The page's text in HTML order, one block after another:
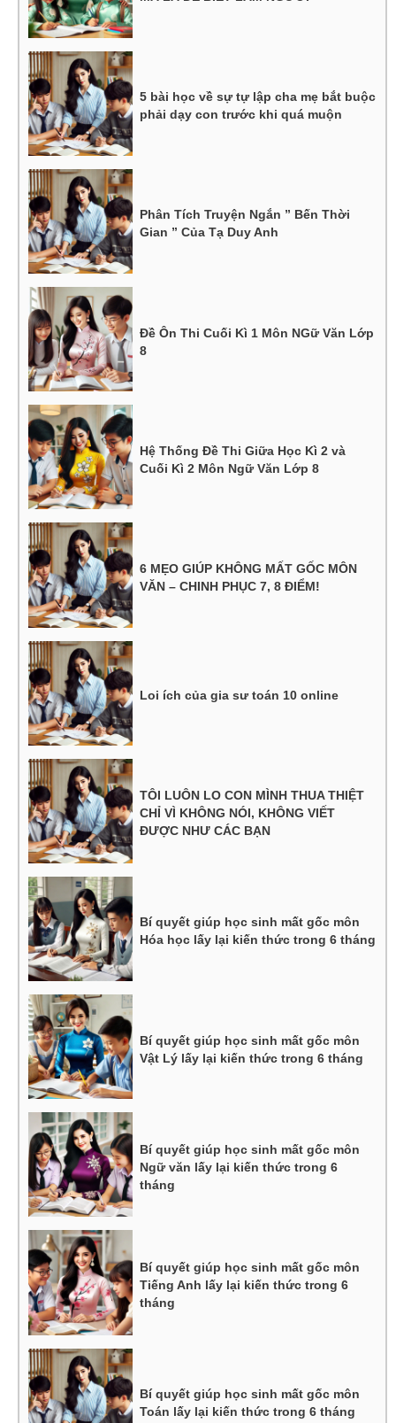
5 bài học về sự tự lập cha mẹ bắt buộc
phải dạy con trước khi quá muộn
Phân Tích Truyện Ngắn ” Bến Thời
Gian ” Của Tạ Duy Anh
Đề Ôn Thi Cuối Kì 1 Môn NGữ Văn Lớp
8
Hệ Thống Đề Thi Giữa Học Kì 2 và
Cuối Kì 2 Môn Ngữ Văn Lớp 8
6 MẸO GIÚP KHÔNG MẤT GỐC MÔN
VĂN – CHINH PHỤC 7, 8 ĐIỂM!
Loi ích của gia sư toán 10 online
TÔI LUÔN LO CON MÌNH THUA THIỆT
CHỈ VÌ KHÔNG NÓI, KHÔNG VIẾT
ĐƯỢC NHƯ CÁC BẠN
Bí quyết giúp học sinh mất gốc môn
Hóa học lấy lại kiến thức trong 6 tháng
Bí quyết giúp học sinh mất gốc môn
Vật Lý lấy lại kiến thức trong 6 tháng
Bí quyết giúp học sinh mất gốc môn
Ngữ văn lấy lại kiến thức trong 6
tháng
Bí quyết giúp học sinh mất gốc môn
Tiếng Anh lấy lại kiến thức trong 6
tháng
Bí quyết giúp học sinh mất gốc môn
Toán lấy lại kiến thức trong 6 tháng